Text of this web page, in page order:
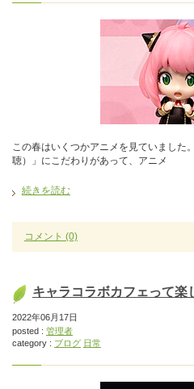
この春はいくつかアニメを見ていました
聴）」にこだわりがあって、アニメ
続きを読む
コメント (0)
キャラコラボカフェって楽
2022年06月17日
posted : 管理者
category : ブログ 日常